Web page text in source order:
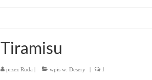
Tiramisu
przez Ruda | wpis w: Desery | 1